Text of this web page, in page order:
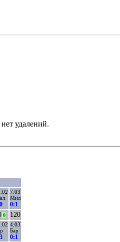
удалений.
7.03
Мил
0:1
0 120
4.03
Бар
0:1